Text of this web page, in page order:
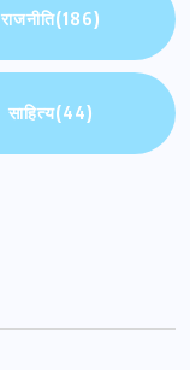
राजनीति(186)
साहित्य(44)